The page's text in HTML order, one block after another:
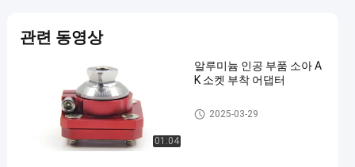
관련 동영상
01:04
알루미늄 인공 부품 소아 A
K 소켓 부착 어댑터
소아 의학적 의형
2025-03-29